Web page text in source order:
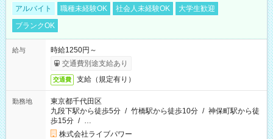
アルバイト 職種未経験OK 社会人未経験OK
大学生歓迎
ブランクOK
給与
時給1250円～
交通費別途支給あり
交通費 支給（規定有り）
勤務地
東京都千代田区
九段下駅から徒歩5分 / 竹橋駅から徒歩10分 / 神保町駅から徒
歩15分 / …
株式会社ライブパワー